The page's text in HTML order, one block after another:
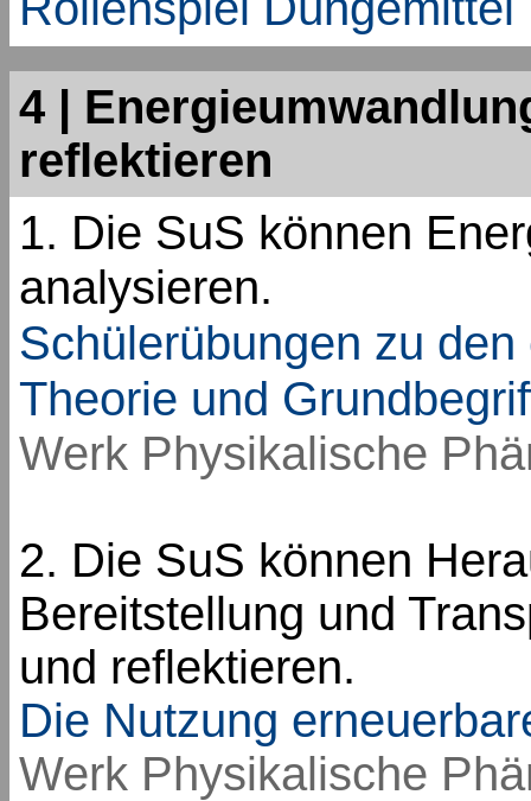
4 |
reflektieren
1. Die SuS können
analysieren.
Schülerübungen zu
Theorie und
Werk Physikalische
2. Die SuS können
Bereitstellung und
und reflektieren.
Die Nutzung
Werk Physikalische